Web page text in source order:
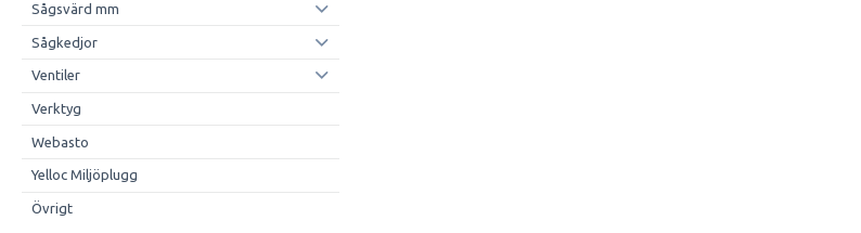
Sågsvärd mm
Sågkedjor
Ventiler
Verktyg
Webasto
Yelloc Miljöplugg
Övrigt